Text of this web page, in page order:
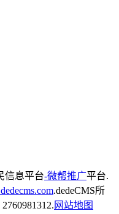
信息平台-微帮推广平台.
.dedeCMS所
网站地图